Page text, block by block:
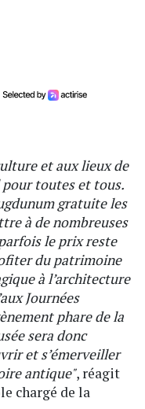
et aux lieux de
toutes et tous.
gratuite les
à de nombreuses
le prix reste
du patrimoine
à l’architecture
Journées
phare de la
sera donc
et s’émerveiller
antique", réagit
chargé de la